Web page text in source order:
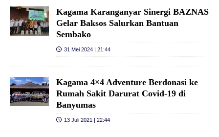
Kagama Karanganyar Sinergi BAZNAS
Gelar Baksos Salurkan Bantuan
Sembako
31 Mei 2024 | 21:44
Kagama 4×4 Adventure Berdonasi ke
Rumah Sakit Darurat Covid-19 di
Banyumas
13 Juli 2021 | 22:44